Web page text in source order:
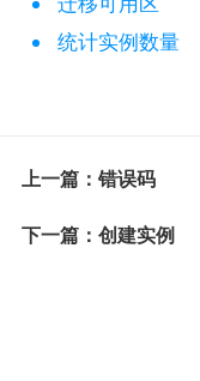
统计实例数量
上一篇：错误码
下一篇：创建实例